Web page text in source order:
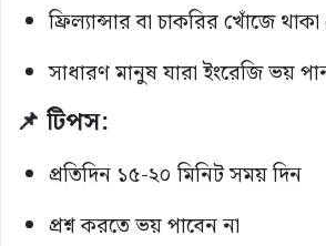
ফ্রিল্যান্সার বা চাকরির খোঁজে
সাধারণ মানুষ যারা ইংরেজি ভয়
📌 টিপস:
প্রতিদিন ১৫-২০ মিনিট সময় দিন
প্রশ্ন করতে ভয় পাবেন না